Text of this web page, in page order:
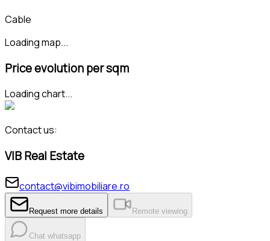
Cable
Loading map...
Price evolution per sqm
Loading chart...
Contact us:
VIB Real Estate
contact@vibimobiliare.ro
Request more details Remote viewing
Chat whatsapp